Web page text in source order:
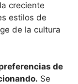
creciente
estilos de
de la cultura
de
Se